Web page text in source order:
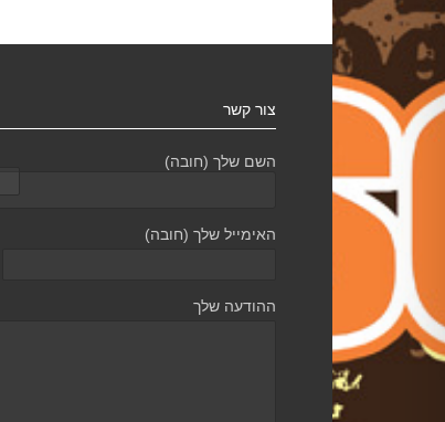
צור קשר
השם שלך (חובה)
האימייל שלך (חובה)
ההודעה שלך